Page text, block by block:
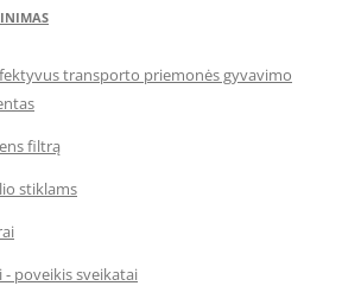
transporto priemonės gyvavimo
filtrą
stiklams
poveikis sveikatai